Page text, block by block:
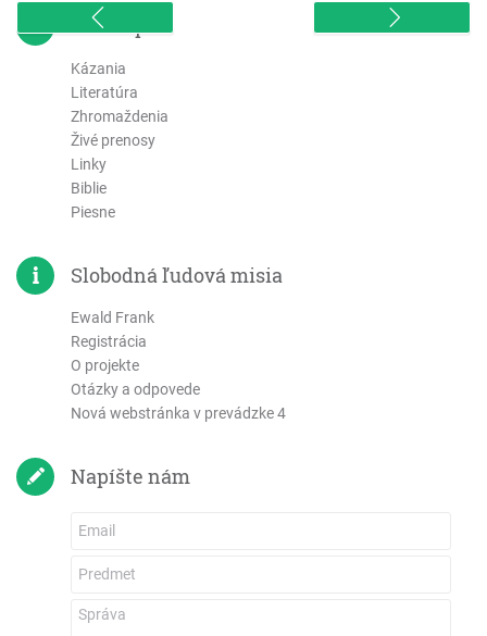
List Jakuba
1. Petra
2. Petra
1 Jána
2 Jána
3 Jána
List Júdov
Zjavenie Jána
sitemap
Kázania
Literatúra
Zhromaždenia
Živé prenosy
Linky
Biblie
Piesne
Slobodná ľudová misia
Ewald Frank
Registrácia
O projekte
Otázky a odpovede
Nová webstránka v prevádzke 4
Napíšte nám